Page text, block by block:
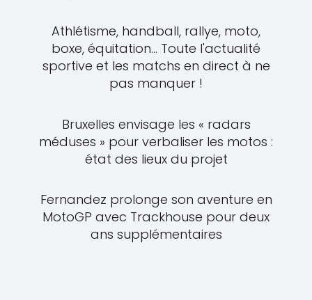
Athlétisme, handball, rallye, moto,
boxe, équitation... Toute l'actualité
sportive et les matchs en direct à ne
pas manquer !
Bruxelles envisage les « radars
méduses » pour verbaliser les motos :
état des lieux du projet
Fernandez prolonge son aventure en
MotoGP avec Trackhouse pour deux
ans supplémentaires